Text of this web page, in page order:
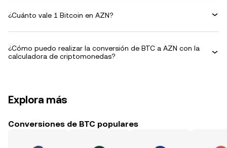
¿Cuánto vale 1 Bitcoin en AZN?
¿Cómo puedo realizar la conversión de BTC a AZN con la
calculadora de criptomonedas?
Explora más
Conversiones de BTC populares